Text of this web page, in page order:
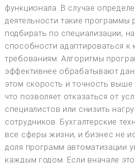
функционала. В случае
деятельности такие программы
подбирать по специализации,
способности адаптироваться к
требованиям. Алгоритмы
эффективнее обрабатывают
этом скорость и точность выше
что позволяет отказаться от
специалистов или снизить
сотрудников. Бухгалтерские
все сферы жизни, и бизнес не
доля программ автоматизации
каждым годом. Если вначале